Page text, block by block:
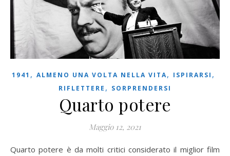
1941 , ALMENO UNA VOLTA NELLA VITA, ISPIRARSI ,
RIFLETTERE , SORPRENDERSI
Quarto potere
Maggio 12, 2021
Quarto potere è da molti critici considerato il miglior film